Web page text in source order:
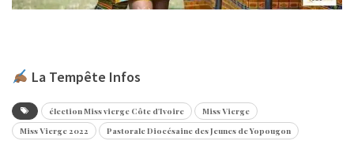
La Tempête Infos
élection Miss vierge Côte d'Ivoire
Miss Vierge
Miss Vierge 2022
Pastorale Diocésaine des Jeunes de Yopougon